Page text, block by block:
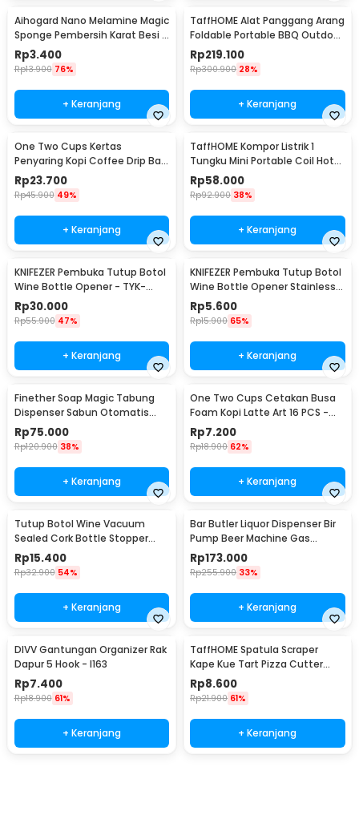
Aihogard Nano Melamine Magic
Sponge Pembersih Karat Besi -
CW62
Rp3.400
Rp13.900 76%
+ Keranjang
TaffHOME Alat Panggang Arang
Foldable Portable BBQ Outdoor
Grill Stove - HWSK77
Rp219.100
Rp300.900 28%
+ Keranjang
One Two Cups Kertas
Penyaring Kopi Coffee Drip Bag
Paper Filter 50PCS - T111
Rp23.700
Rp45.900 49%
+ Keranjang
TaffHOME Kompor Listrik 1
Tungku Mini Portable Coil Hot
Plate 500W - C1-1000-03
Rp58.000
Rp92.900 38%
+ Keranjang
KNIFEZER Pembuka Tutup Botol
Wine Bottle Opener - TYK-
074B
Rp30.000
Rp55.900 47%
+ Keranjang
KNIFEZER Pembuka Tutup Botol
Wine Bottle Opener Stainless
Steel - WS01
Rp5.600
Rp15.900 65%
+ Keranjang
Finether Soap Magic Tabung
Dispenser Sabun Otomatis
400ml - AD-03
Rp75.000
Rp120.900 38%
+ Keranjang
One Two Cups Cetakan Busa
Foam Kopi Latte Art 16 PCS -
JJYE01
Rp7.200
Rp18.900 62%
+ Keranjang
Tutup Botol Wine Vacuum
Sealed Cork Bottle Stopper
Stainless Steel - G94529
Rp15.400
Rp32.900 54%
+ Keranjang
Bar Butler Liquor Dispenser Bir
Pump Beer Machine Gas
Station 900ml - P-36
Rp173.000
Rp255.900 33%
+ Keranjang
DIVV Gantungan Organizer Rak
Dapur 5 Hook - I163
Rp7.400
Rp18.900 61%
+ Keranjang
TaffHOME Spatula Scraper
Kape Kue Tart Pizza Cutter
15cm - CJ07121
Rp8.600
Rp21.900 61%
+ Keranjang